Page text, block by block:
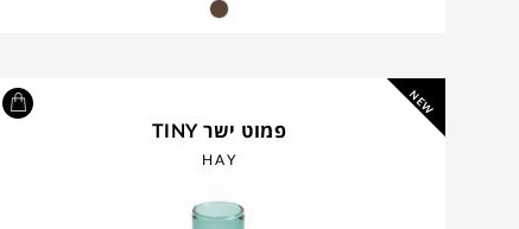
NEW
פמוט ישר TINY
HAY